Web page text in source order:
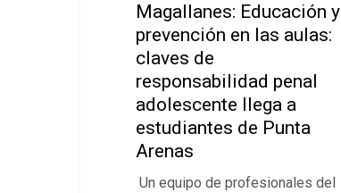
Magallanes: Educación y
prevención en las aulas:
claves de
responsabilidad penal
adolescente llega a
estudiantes de Punta
Arenas
Un equipo de profesionales del